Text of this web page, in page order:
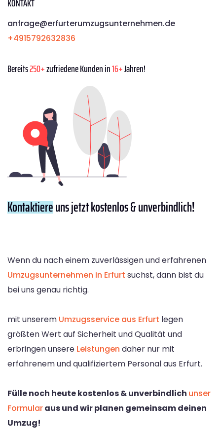
anfrage@erfurterumzugsunternehmen.de
+4915792632836
Bereits250+zufriedene Kunden in16+Jahren!
Kontaktiereuns jetzt kostenlos & unverbindlich!
Wenn du nach einem zuverlässigen und erfahrenen
Umzugsunternehmen in Erfurt suchst, dann bist du
bei uns genau richtig.
mit unserem Umzugsservice aus Erfurt legen
größten Wert auf Sicherheit und Qualität und
erbringen unsere Leistungen daher nur mit
erfahrenem und qualifiziertem Personal aus Erfurt.
Fülle noch heute kostenlos & unverbindlich unser
Formularaus und wir planen gemeinsam deinen
Umzug!